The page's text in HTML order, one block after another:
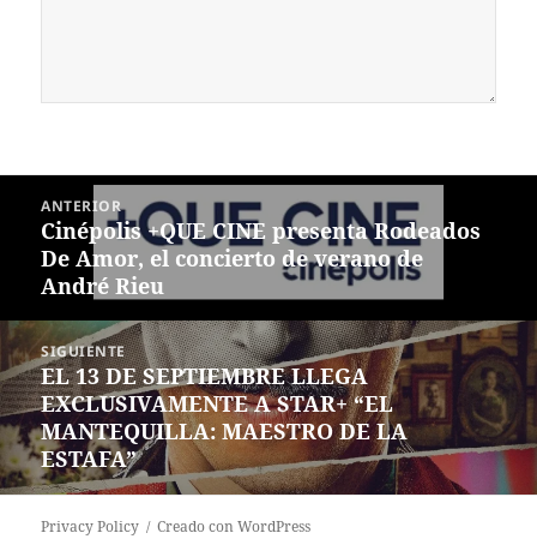
Navegación
entradas
ANTERIOR
Entrada
anterior:
Cinépolis +QUE CINE presenta Rodeados
De Amor, el concierto de verano de
André Rieu
SIGUIENTE
Siguiente
entrada:
EL 13 DE SEPTIEMBRE LLEGA
EXCLUSIVAMENTE A STAR+ “EL
MANTEQUILLA: MAESTRO DE LA
ESTAFA”
Privacy Policy Creado con WordPress